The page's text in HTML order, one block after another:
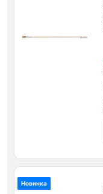
Новинка